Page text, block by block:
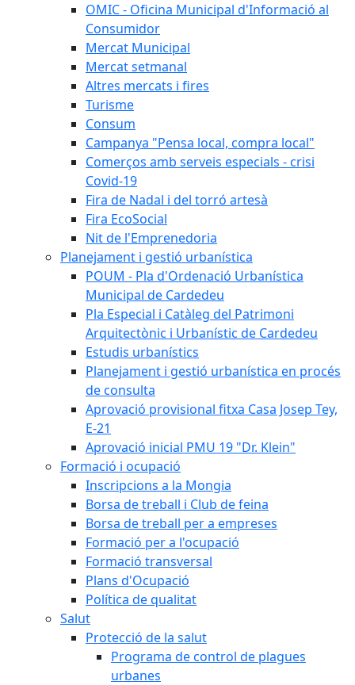
OMIC - Oficina Municipal d'Informació al
Consumidor
Mercat Municipal
Mercat setmanal
Altres mercats i fires
Turisme
Consum
Campanya "Pensa local, compra local"
Comerços amb serveis especials - crisi
Covid-19
Fira de Nadal i del torró artesà
Fira EcoSocial
Nit de l'Emprenedoria
Planejament i gestió urbanística
POUM - Pla d'Ordenació Urbanística
Municipal de Cardedeu
Pla Especial i Catàleg del Patrimoni
Arquitectònic i Urbanístic de Cardedeu
Estudis urbanístics
Planejament i gestió urbanística en procés
de consulta
Aprovació provisional fitxa Casa Josep Tey,
E-21
Aprovació inicial PMU 19 "Dr. Klein"
Formació i ocupació
Inscripcions a la Mongia
Borsa de treball i Club de feina
Borsa de treball per a empreses
Formació per a l'ocupació
Formació transversal
Plans d'Ocupació
Política de qualitat
Salut
Protecció de la salut
Programa de control de plagues
urbanes